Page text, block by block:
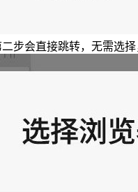
步会直接跳转，无需选